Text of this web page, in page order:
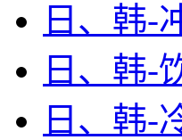
日、韩-
日、韩-
日、韩-